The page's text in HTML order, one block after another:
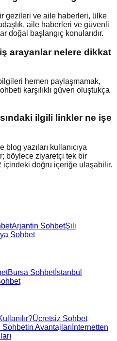
gezileri ve aile haberleri, ülke
aile haberleri ve güvenli
doğal başlangıç konularıdır.
arayanlar nelere dikkat
hemen paylaşmamak,
karşılıklı güven oluştukça
ilgili linkler ne işe
blog yazıları kullanıcıya
böylece ziyaretçi tek bir
doğru içeriğe ulaşabilir.
Arjantin SohbetŞili
Sohbet
Bursa Sohbetİstanbul
Ücretsiz Sohbet
Sohbetin Avantajları İnternetten